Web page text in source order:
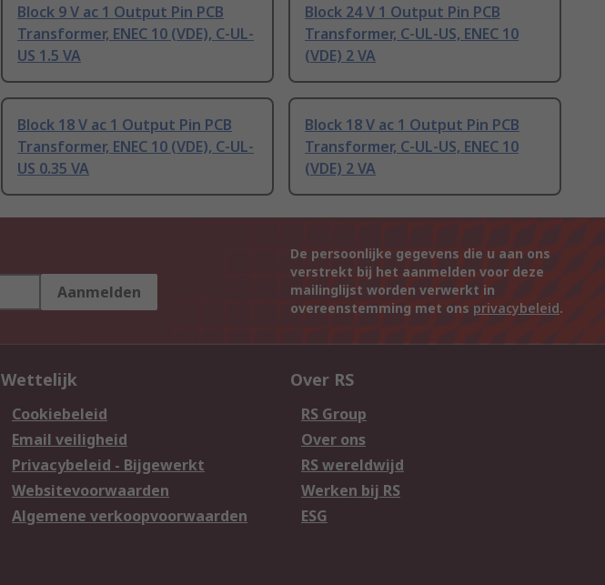
Block 9 V ac 1 Output Pin PCB
Transformer, ENEC 10 (VDE), C-UL-
US 1.5 VA
Block 24 V 1 Output Pin PCB
Transformer, C-UL-US, ENEC 10
(VDE) 2 VA
Block 18 V ac 1 Output Pin PCB
Transformer, ENEC 10 (VDE), C-UL-
US 0.35 VA
Block 18 V ac 1 Output Pin PCB
Transformer, C-UL-US, ENEC 10
(VDE) 2 VA
Aanmelden
De persoonlijke gegevens die u aan ons
verstrekt bij het aanmelden voor deze
mailinglijst worden verwerkt in
overeenstemming met ons privacybeleid.
Wettelijk
Cookiebeleid
Email veiligheid
Privacybeleid - Bijgewerkt
Websitevoorwaarden
Algemene verkoopvoorwaarden
Over RS
RS Group
Over ons
RS wereldwijd
Werken bij RS
ESG